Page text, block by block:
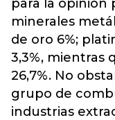
para la opinión
minerales
de oro 6%;
3,3%, mientras
26,7%. No
grupo de
industrias